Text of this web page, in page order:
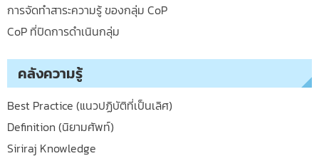
การจัดทำสาระความรู้ ของกลุ่ม CoP
CoP ที่ปิดการดำเนินกลุ่ม
คลังความรู้
Best Practice (แนวปฏิบัติที่เป็นเลิศ)
Definition (นิยามศัพท์)
Siriraj Knowledge